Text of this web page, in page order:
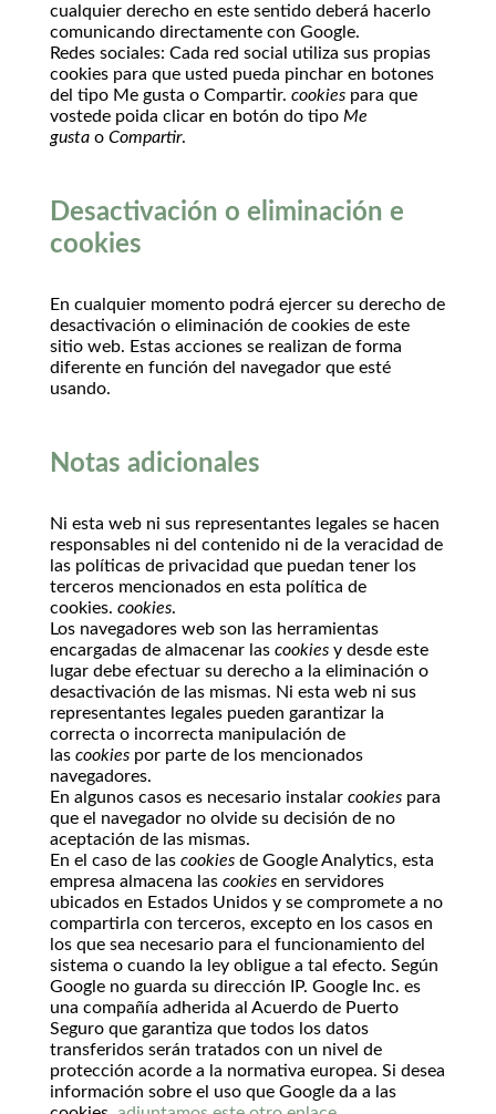
cualquier derecho en este sentido deberá hacerlo
comunicando directamente con Google.
Redes sociales: Cada red social utiliza sus propias
cookies para que usted pueda pinchar en botones
del tipo Me gusta o Compartir. cookiespara que
vostede poida clicar en botón do tipo Me
gustao Compartir.
Desactivación o eliminación e
cookies
En cualquier momento podrá ejercer su derecho de
desactivación o eliminación de cookies de este
sitio web. Estas acciones se realizan de forma
diferente en función del navegador que esté
usando.
Notas adicionales
Ni esta web ni sus representantes legales se hacen
responsables ni del contenido ni de la veracidad de
las políticas de privacidad que puedan tener los
terceros mencionados en esta política de
cookies. cookies.
Los navegadores web son las herramientas
encargadas de almacenar las cookiesy desde este
lugar debe efectuar su derecho a la eliminación o
desactivación de las mismas. Ni esta web ni sus
representantes legales pueden garantizar la
correcta o incorrecta manipulación de
las cookiespor parte de los mencionados
navegadores.
En algunos casos es necesario instalar cookiespara
que el navegador no olvide su decisión de no
aceptación de las mismas.
En el caso de las cookiesde Google Analytics, esta
empresa almacena las cookiesen servidores
ubicados en Estados Unidos y se compromete a no
compartirla con terceros, excepto en los casos en
los que sea necesario para el funcionamiento del
sistema o cuando la ley obligue a tal efecto. Según
Google no guarda su dirección IP. Google Inc. es
una compañía adherida al Acuerdo de Puerto
Seguro que garantiza que todos los datos
transferidos serán tratados con un nivel de
protección acorde a la normativa europea. Si desea
información sobre el uso que Google da a las